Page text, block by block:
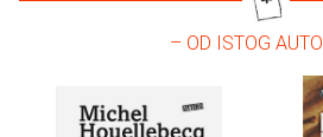
– OD ISTOG